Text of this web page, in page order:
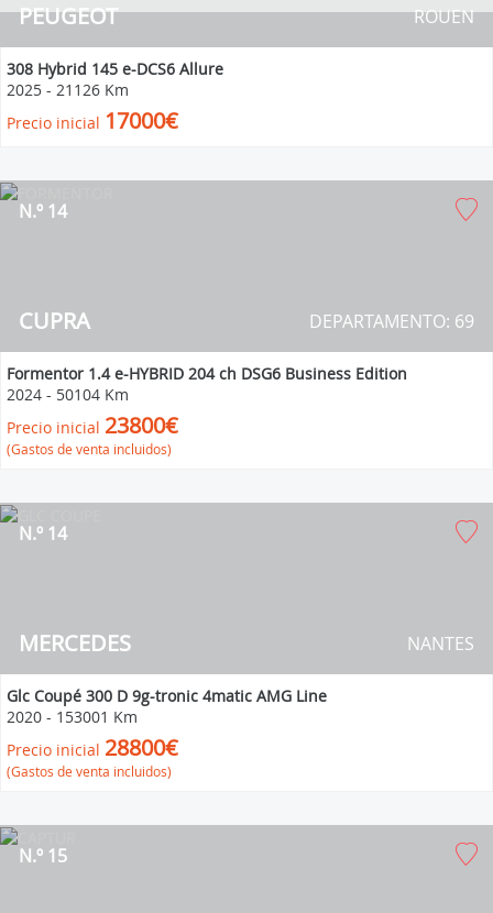
PEUGEOT ROUEN
308 Hybrid 145 e-DCS6 Allure
2025 - 21126 Km
Precio inicial 17000€
CUPRA
N.º 14
DEPARTAMENTO: 69
Formentor 1.4 e-HYBRID 204 ch DSG6 Business Edition
2024 - 50104 Km
Precio inicial 23800€
(Gastos de venta incluidos)
MERCEDES
N.º 14
NANTES
Glc Coupé 300 D 9g-tronic 4matic AMG Line
2020 - 153001 Km
Precio inicial 28800€
(Gastos de venta incluidos)
N.º 15